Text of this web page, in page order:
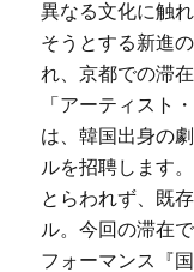
ボランティア
KACサポーター
京都芸術セン
京都芸術センター
京都芸術センター
概要・理念・運営
連携事業のご案内
チケット情報
お知らせ
閲覧支援
サイトポリシー&プ
異なる文化に触
そうとする新進
れ、京都での滞
「アーティスト
は、韓国出身の
ルを招聘します
とらわれず、既
ル。今回の滞在
フォーマンス『